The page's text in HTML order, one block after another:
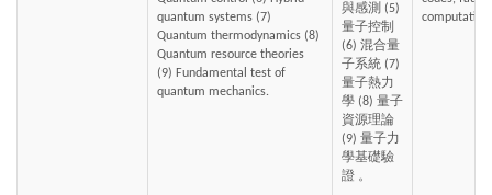
quantum systems (7)
Quantum thermodynamics (8)
Quantum resource theories
(9) Fundamental test of
quantum mechanics.
與感測 (5)
量子控制
(6) 混合量
子系統 (7)
量子熱力
學 (8) 量子
資源理論
(9) 量子力
學基礎驗
證 。